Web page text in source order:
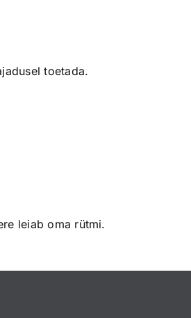
toetada.
leiab oma rütmi.